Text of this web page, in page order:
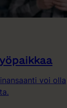
voi olla